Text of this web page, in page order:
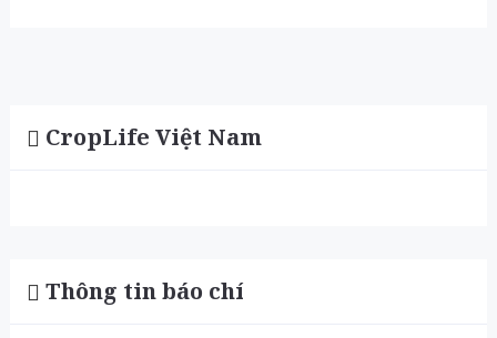
CropLife Việt Nam
Thông tin báo chí